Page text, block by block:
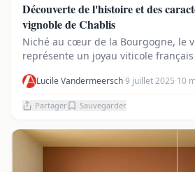
Découverte de l'histoire et des
vignoble de Chablis
Niché au cœur de la Bourgogne, le
représente un joyau viticole
Lucile Vandermeersch·9 juillet 2025·10
Partager Sauvegarder